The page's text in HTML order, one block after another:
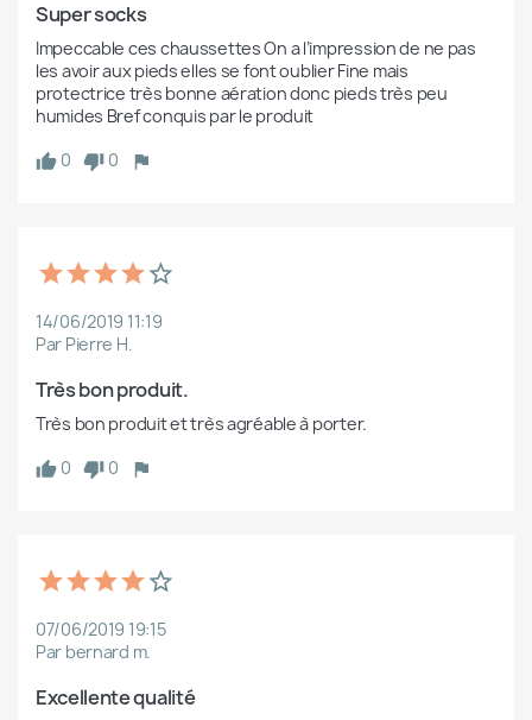
Super socks
Impeccable ces chaussettes On a l’impression de ne pas
les avoir aux pieds elles se font oublier Fine mais
protectrice très bonne aération donc pieds très peu
humides Bref conquis par le produit
0
0
14/06/2019 11:19
Par Pierre H.
Très bon produit.
Très bon produit et très agréable à porter.
0
0
07/06/2019 19:15
Par bernard m.
Excellente qualité